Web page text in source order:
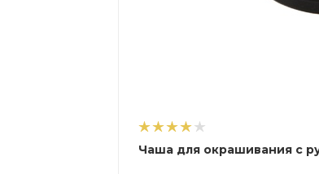
Чаша для окрашивания с